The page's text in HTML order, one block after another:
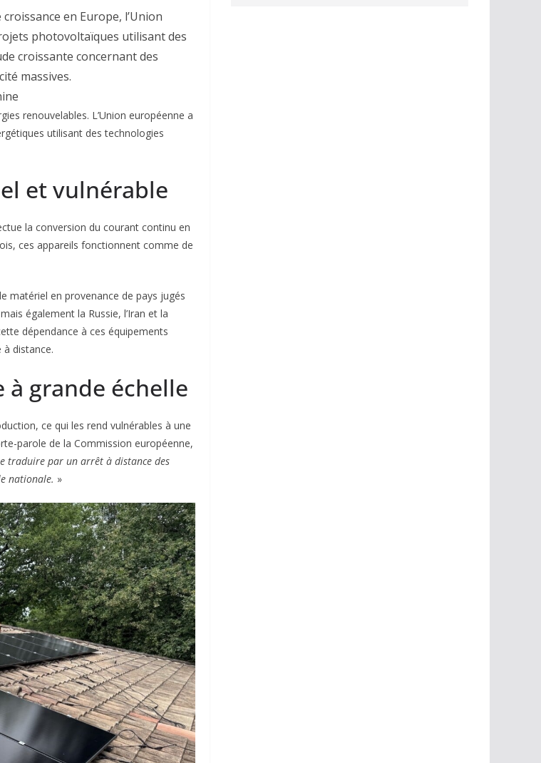
en Europe, l’Union
photovoltaïques utilisant des
croissante concernant des
massives.
renouvelables. L’Union européenne a
utilisant des technologies
et vulnérable
la conversion du courant continu en
ces appareils fonctionnent comme de
matériel en provenance de pays jugés
également la Russie, l’Iran et la
dépendance à ces équipements
distance.
à grande échelle
ce qui les rend vulnérables à une
parole de la Commission européenne,
traduire par un arrêt à distance des
nationale. »